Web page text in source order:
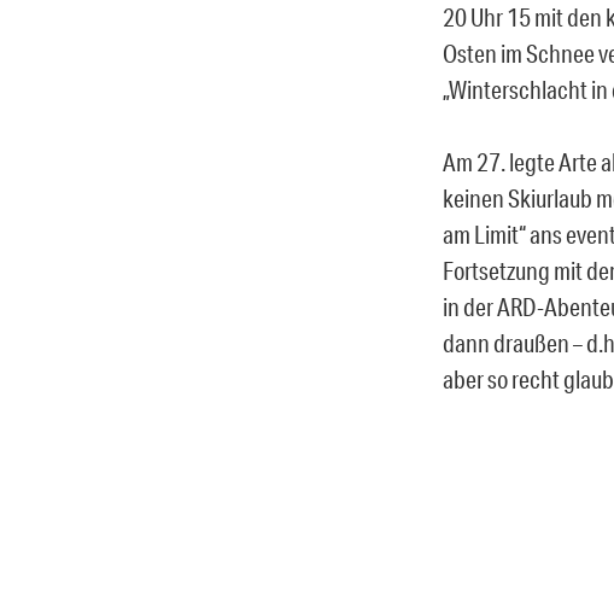
20 Uhr 15 mit den
Osten im Schnee
„Winterschlacht in
Am 27. legte Arte
keinen Skiurlaub
am Limit“ ans
Fortsetzung mit
in der ARD-
dann draußen –
aber so recht